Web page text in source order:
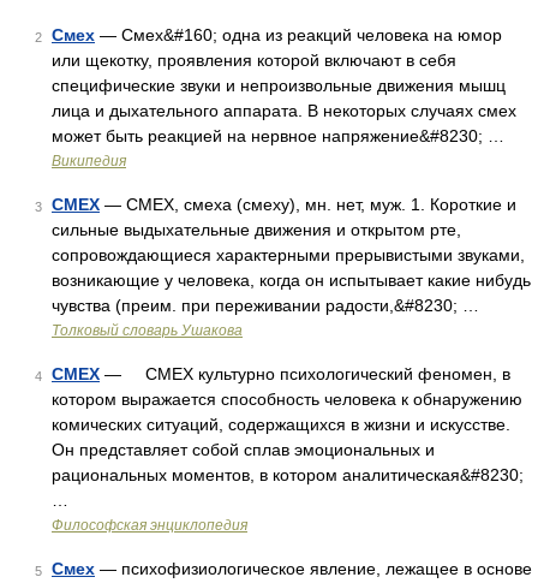
2 Смех — Смех&#160; одна из реакций человека на юмор
или щекотку, проявления которой включают в себя
специфические звуки и непроизвольные движения мышц
лица и дыхательного аппарата. В некоторых случаях смех
может быть реакцией на нервное напряжение&#8230; …
Википедия
3 СМЕХ — СМЕХ, смеха (смеху), мн. нет, муж. 1. Короткие и
сильные выдыхательные движения и открытом рте,
сопровождающиеся характерными прерывистыми звуками,
возникающие у человека, когда он испытывает какие нибудь
чувства (преим. при переживании радости,&#8230; …
Толковый словарь Ушакова
4 СМЕХ — СМЕХ культурно психологический феномен, в
котором выражается способность человека к обнаружению
комических ситуаций, содержащихся в жизни и искусстве.
Он представляет собой сплав эмоциональных и
рациональных моментов, в котором аналитическая&#8230;
Философская энциклопедия
5 Смех — психофизиологическое явление, лежащее в основе